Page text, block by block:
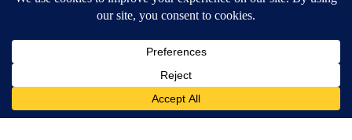
Available for iOS and Android